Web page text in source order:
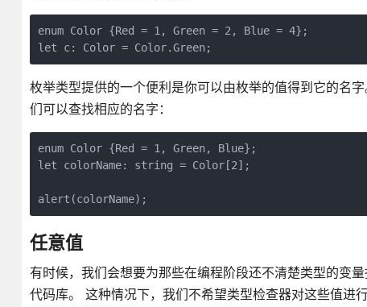
enum Color {Red = 1, Green = 2, Blue = 4};
枚举类型提供的一个便利是你可以由枚举的值得到它的名
们可以查找相应的名字：
enum Color {Red = 1, Green, Blue};
let colorName: string = Color[2];
任意值
有时候，我们会想要为那些在编程阶段还不清楚类型的变
代码库。 这种情况下，我们不希望类型检查器对这些值进